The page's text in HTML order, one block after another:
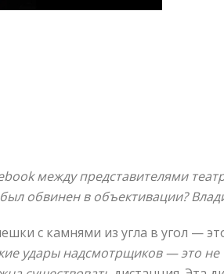
между представителями
обвинен в объективации?
с камнями из угла в угол —
удары надсмотрщиков — это